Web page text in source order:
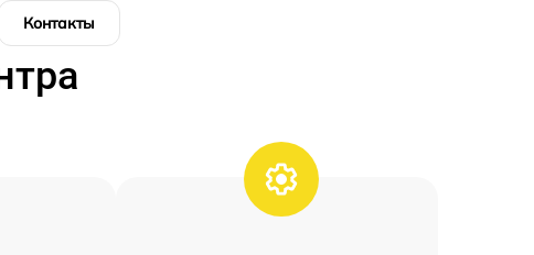
Контакты